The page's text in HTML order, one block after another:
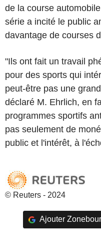
de la course
série a incité le public
davantage de courses
"Ils ont fait un travail
pour des sports qui
peut-être pas une
déclaré M. Ehrlich, en
programmes sportifs
pas seulement de
public et l'intérêt, à
© Reuters - 2024
Ajouter